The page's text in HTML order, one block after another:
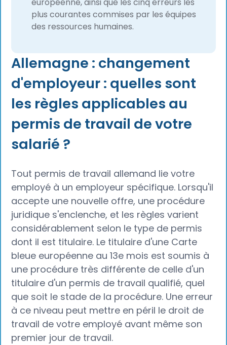
plus courantes commises par les équipes
des ressources humaines.
Allemagne : changement
d'employeur : quelles sont
les règles applicables au
permis de travail de votre
salarié ?
Tout permis de travail allemand lie votre
employé à un employeur spécifique. Lorsqu'il
accepte une nouvelle offre, une procédure
juridique s'enclenche, et les règles varient
considérablement selon le type de permis
dont il est titulaire. Le titulaire d'une Carte
bleue européenne au 13e mois est soumis à
une procédure très différente de celle d'un
titulaire d'un permis de travail qualifié, quel
que soit le stade de la procédure. Une erreur
à ce niveau peut mettre en péril le droit de
travail de votre employé avant même son
premier jour de travail.